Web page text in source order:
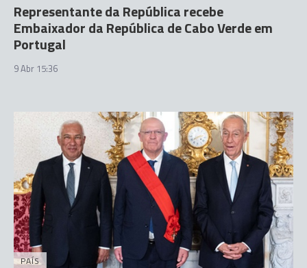
Representante da República recebe
Embaixador da República de Cabo Verde em
Portugal
9 Abr 15:36
PAÍS